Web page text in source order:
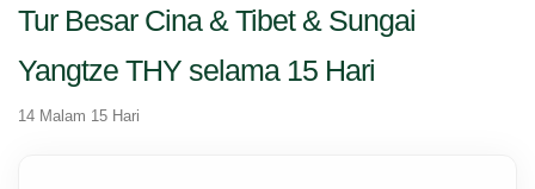
Tur Besar Cina & Tibet & Sungai
Yangtze THY selama 15 Hari
14 Malam 15 Hari